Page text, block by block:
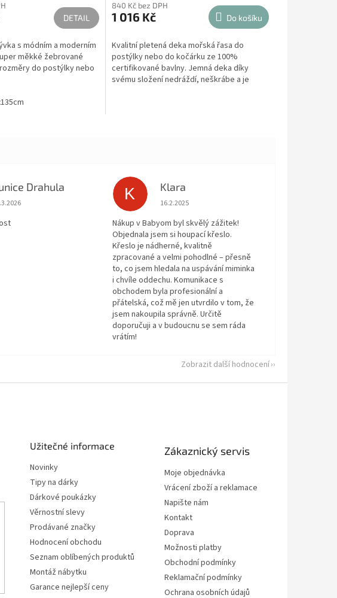
DETAIL
s módním a moderním
měkké žebrované
do postýlky nebo
840 Kč bez DPH
1 016 Kč Do košíku
Kvalitní pletená deka mořská řasa do
postýlky nebo do kočárku ze 100%
certifikované bavlny. Jemná deka díky
svému složení nedráždí, neškrábe a je
Drahula
obchodu je 5 z 5 hvězdiček.K Klara
Hodnocení obchodu je 5 z 5 hvězdiček.
16.2.2025
Nákup v Babyom byl skvělý zážitek!
Objednala jsem si houpací křeslo.
Křeslo je nádherné, kvalitně
zpracované a velmi pohodlné – přesně
to, co jsem hledala na uspávání miminka
i chvíle oddechu. Komunikace s
obchodem byla profesionální a
přátelská, což mě jen utvrdilo v tom, že
jsem nakoupila správně. Určitě
doporučuji a v budoucnu se sem ráda
vrátím!
Zobrazit další hodnocení
Užitečné informace
Novinky
Tipy na dárky
Dárkové poukázky
Věrnostní slevy
Prodávané značky
Hodnocení obchodu
Seznam oblíbených produktů
Montáž nábytku
Garance nejlepší ceny
Zákaznický servis
Moje objednávka
Vrácení zboží a reklamace
Napište nám
Kontakt
Doprava
Možnosti platby
Obchodní podmínky
Reklamační podmínky
Ochrana osobních údajů